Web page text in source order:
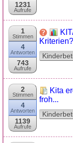
1231
Aufrufe
1
Stimmen
4
Antworten
743
Aufrufe
Kriterien?
2
Stimmen
4
Antworten
1139
Aufrufe
Kita
froh...